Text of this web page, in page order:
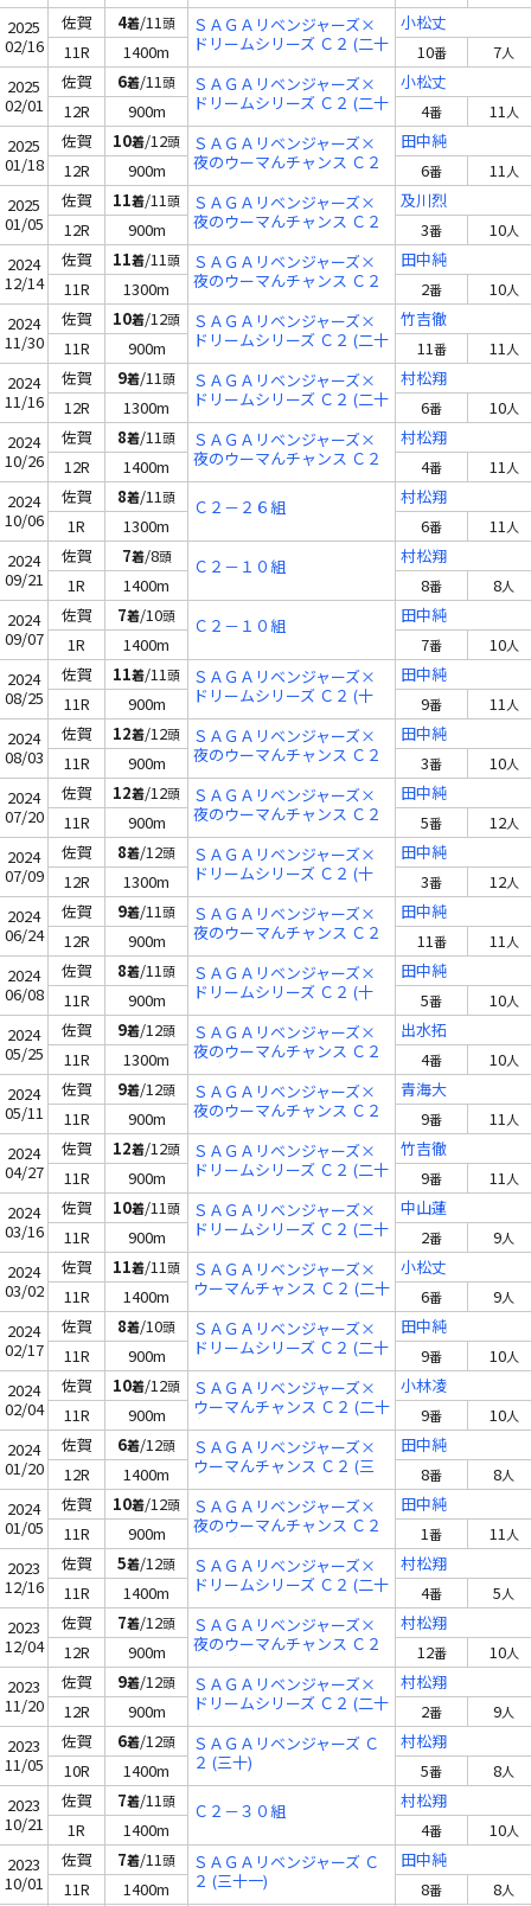
2025
02/16
佐賀 4着/11頭
ＳＡＧＡリベンジャーズ×
ドリームシリーズ Ｃ２ (二十
六)
小松丈
11R
1400m 10番 7人
2025
02/01
佐賀 6着/11頭
ＳＡＧＡリベンジャーズ×
ドリームシリーズ Ｃ２ (二十
七)
小松丈
12R
900m 4番 11人
2025
01/18
佐賀 10着/12頭
ＳＡＧＡリベンジャーズ×
夜のウーマんチャンス Ｃ２
(二十八)
田中純
12R
900m 6番 11人
2025
01/05
佐賀 11着/11頭
ＳＡＧＡリベンジャーズ×
夜のウーマんチャンス Ｃ２
(二十八)
及川烈
12R
900m 3番 10人
2024
12/14
佐賀 11着/11頭
ＳＡＧＡリベンジャーズ×
夜のウーマんチャンス Ｃ２
(二十五)
田中純
11R
1300m 2番 10人
2024
11/30
佐賀 10着/12頭
ＳＡＧＡリベンジャーズ×
ドリームシリーズ Ｃ２ (二十
七)
竹吉徹
11R
900m 11番 11人
2024
11/16
佐賀 9着/11頭
ＳＡＧＡリベンジャーズ×
ドリームシリーズ Ｃ２ (二十
九)
村松翔
12R
1300m 6番 10人
2024
10/26
佐賀 8着/11頭
ＳＡＧＡリベンジャーズ×
夜のウーマんチャンス Ｃ２
(二十九)
村松翔
12R
1400m 4番 11人
2024
10/06
佐賀 8着/11頭 Ｃ２－２６組
村松翔
1R
1300m 6番 11人
2024
09/21
佐賀 7着/8頭 Ｃ２－１０組
村松翔
1R
1400m 8番 8人
2024
09/07
佐賀 7着/10頭 Ｃ２－１０組
田中純
1R
1400m 7番 10人
2024
08/25
佐賀 11着/11頭
ＳＡＧＡリベンジャーズ×
ドリームシリーズ Ｃ２ (十
一)
田中純
11R
900m 9番 11人
2024
08/03
佐賀 12着/12頭
ＳＡＧＡリベンジャーズ×
夜のウーマんチャンス Ｃ２
(十二)
田中純
11R
900m 3番 10人
2024
07/20
佐賀 12着/12頭
ＳＡＧＡリベンジャーズ×
夜のウーマんチャンス Ｃ２
(十四)
田中純
11R
900m 5番 12人
2024
07/09
佐賀 8着/12頭
ＳＡＧＡリベンジャーズ×
ドリームシリーズ Ｃ２ (十
四)
田中純
12R
1300m 3番 12人
2024
06/24
佐賀 9着/11頭
ＳＡＧＡリベンジャーズ×
夜のウーマんチャンス Ｃ２
(十六)
田中純
12R
900m 11番 11人
2024
06/08
佐賀 8着/11頭
ＳＡＧＡリベンジャーズ×
ドリームシリーズ Ｃ２ (十
七)
田中純
11R
900m 5番 10人
2024
05/25
佐賀 9着/12頭
ＳＡＧＡリベンジャーズ×
夜のウーマんチャンス Ｃ２
(十九)
出水拓
11R
1300m 4番 10人
2024
05/11
佐賀 9着/12頭
ＳＡＧＡリベンジャーズ×
夜のウーマんチャンス Ｃ２
(二十一)
青海大
11R
900m 9番 11人
2024
04/27
佐賀 12着/12頭
ＳＡＧＡリベンジャーズ×
ドリームシリーズ Ｃ２ (二十
四)
竹吉徹
11R
900m 9番 11人
2024
03/16
佐賀 10着/11頭
ＳＡＧＡリベンジャーズ×
ドリームシリーズ Ｃ２ (二十
五)
中山蓮
11R
900m 2番 9人
2024
03/02
佐賀 11着/11頭
ＳＡＧＡリベンジャーズ×
ウーマんチャンス Ｃ２ (二十
七)
小松丈
11R
1400m 6番 9人
2024
02/17
佐賀 8着/10頭
ＳＡＧＡリベンジャーズ×
ドリームシリーズ Ｃ２ (二十
七)
田中純
11R
900m 9番 10人
2024
02/04
佐賀 10着/12頭
ＳＡＧＡリベンジャーズ×
ウーマんチャンス Ｃ２ (二十
九)
小林凌
11R
900m 9番 10人
2024
01/20
佐賀 6着/12頭
ＳＡＧＡリベンジャーズ×
ウーマんチャンス Ｃ２ (三
十)
田中純
12R
1400m 8番 8人
2024
01/05
佐賀 10着/12頭
ＳＡＧＡリベンジャーズ×
夜のウーマんチャンス Ｃ２
(二十九)
田中純
11R
900m 1番 11人
2023
12/16
佐賀 5着/12頭
ＳＡＧＡリベンジャーズ×
ドリームシリーズ Ｃ２ (二十
七)
村松翔
11R
1400m 4番 5人
2023
12/04
佐賀 7着/12頭
ＳＡＧＡリベンジャーズ×
夜のウーマんチャンス Ｃ２
(二十九)
村松翔
12R
900m 12番 10人
2023
11/20
佐賀 9着/12頭
ＳＡＧＡリベンジャーズ×
ドリームシリーズ Ｃ２ (二十
九)
村松翔
12R
900m 2番 9人
2023
11/05
佐賀 6着/12頭
ＳＡＧＡリベンジャーズ Ｃ
２ (三十)
村松翔
10R
1400m 5番 8人
2023
10/21
佐賀 7着/11頭 Ｃ２－３０組
村松翔
1R
1400m 4番 10人
2023
10/01
佐賀 7着/11頭
ＳＡＧＡリベンジャーズ Ｃ
２ (三十一)
田中純
11R
1400m 8番 8人